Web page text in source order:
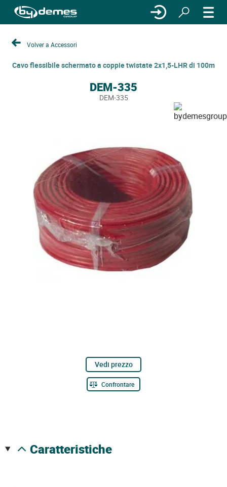
Volver a Accessori
Cavo flessibile schermato a coppie twistate 2x1,5-LHR di 100m
DEM-335
DEM-335
Vedi prezzo
Confrontare
caratteristiche